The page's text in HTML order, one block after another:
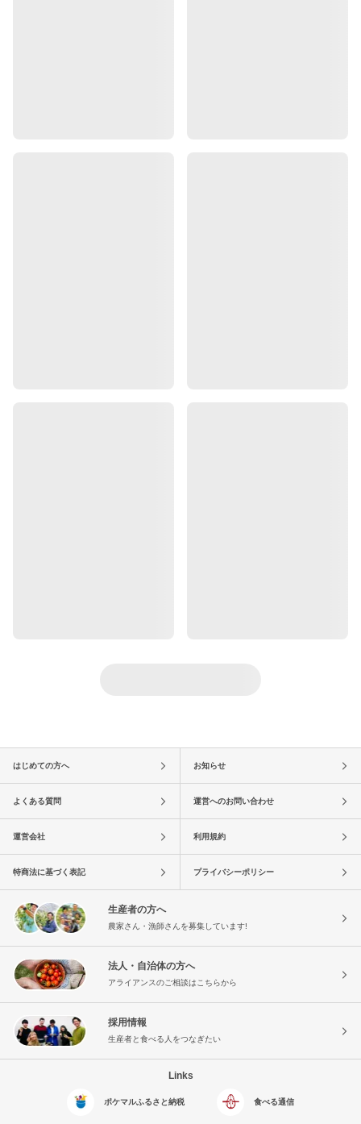
はじめての方へ お知らせ
よくある質問 運営へのお問い合わせ
運営会社 利用規約
特商法に基づく表記 プライバシーポリシー
生産者の方へ
農家さん・漁師さんを募集しています!
法人・自治体の方へ
アライアンスのご相談はこちらから
採用情報
生産者と食べる人をつなぎたい
Links
ポケマルふるさと納税 食べる通信